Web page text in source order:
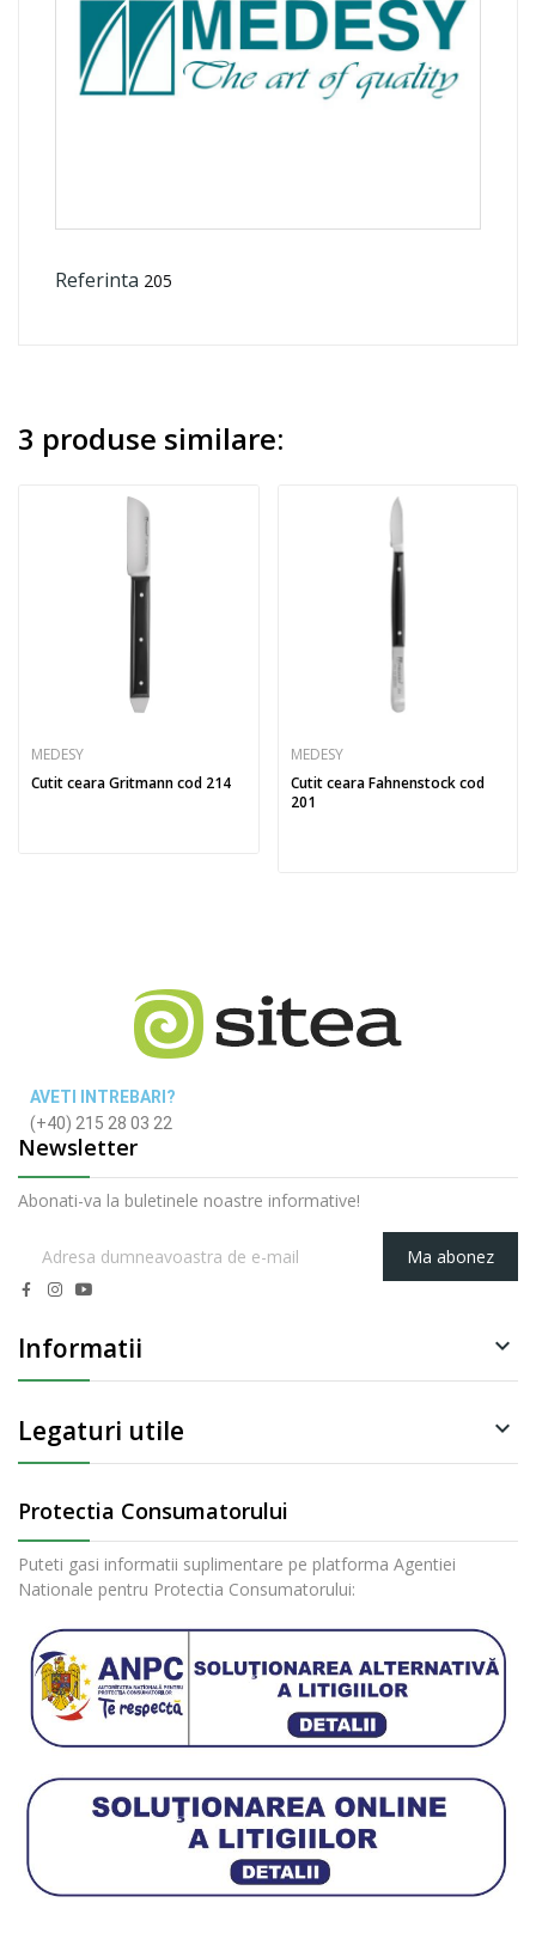
Referinta 205
3 produse similare:
MEDESY
Cutit ceara Gritmann cod 214
MEDESY
Cutit ceara Fahnenstock cod
201
AVETI INTREBARI?
(+40) 215 28 03 22
Newsletter
Abonati-va la buletinele noastre informative!
Ma abonez
Informatii 
Legaturi utile 
Protectia Consumatorului
Puteti gasi informatii suplimentare pe platforma Agentiei
Nationale pentru Protectia Consumatorului: